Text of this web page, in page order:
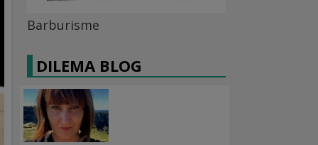
Barburisme
DILEMA BLOG